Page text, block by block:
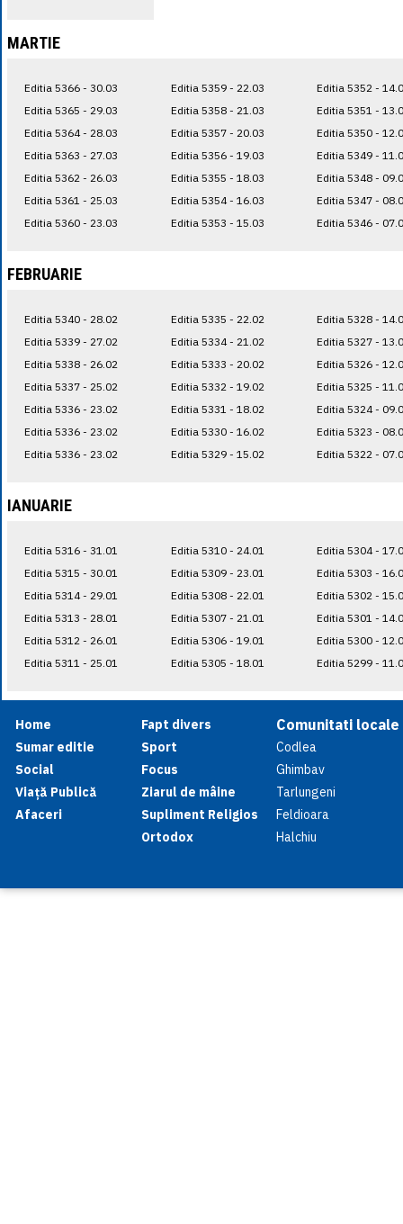
MARTIE
Editia 5366 - 30.03
Editia 5365 - 29.03
Editia 5364 - 28.03
Editia 5363 - 27.03
Editia 5362 - 26.03
Editia 5361 - 25.03
Editia 5360 - 23.03
Editia 5359 - 22.03
Editia 5358 - 21.03
Editia 5357 - 20.03
Editia 5356 - 19.03
Editia 5355 - 18.03
Editia 5354 - 16.03
Editia 5353 - 15.03
Editia 5352 -
Editia 5351 -
Editia 5350 -
Editia 5349 -
Editia 5348 -
Editia 5347 -
Editia 5346 -
FEBRUARIE
Editia 5340 - 28.02
Editia 5339 - 27.02
Editia 5338 - 26.02
Editia 5337 - 25.02
Editia 5336 - 23.02
Editia 5336 - 23.02
Editia 5336 - 23.02
Editia 5335 - 22.02
Editia 5334 - 21.02
Editia 5333 - 20.02
Editia 5332 - 19.02
Editia 5331 - 18.02
Editia 5330 - 16.02
Editia 5329 - 15.02
Editia 5328 -
Editia 5327 -
Editia 5326 -
Editia 5325 -
Editia 5324 -
Editia 5323 -
Editia 5322 -
IANUARIE
Editia 5316 - 31.01
Editia 5315 - 30.01
Editia 5314 - 29.01
Editia 5313 - 28.01
Editia 5312 - 26.01
Editia 5311 - 25.01
Editia 5310 - 24.01
Editia 5309 - 23.01
Editia 5308 - 22.01
Editia 5307 - 21.01
Editia 5306 - 19.01
Editia 5305 - 18.01
Editia 5304 -
Editia 5303 -
Editia 5302 -
Editia 5301 -
Editia 5300 -
Editia 5299 -
Home
Sumar editie
Social
Viață Publică
Afaceri
Fapt divers
Sport
Focus
Ziarul de mâine
Supliment Religios
Ortodox
Comunitati locale
Codlea
Ghimbav
Tarlungeni
Feldioara
Halchiu